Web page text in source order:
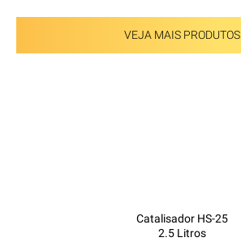
VEJA MAIS PRODUTOS
Catalisador HS-25
2.5 Litros